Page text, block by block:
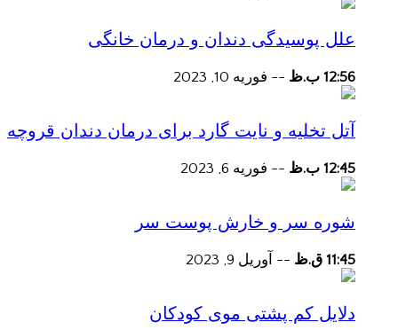
علل پوسیدگی دندان و درمان خانگی
12:56 ب.ظ -- فوریه 10, 2023
آتل تخلیه و نایت گارد برای درمان دندان قروچه
12:45 ب.ظ -- فوریه 6, 2023
شوره سر و خارش پوست سر
11:45 ق.ظ -- آوریل 9, 2023
دلایل کم پشتی موی کودکان